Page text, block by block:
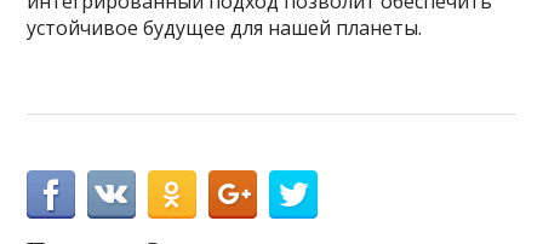
устойчивое будущее для нашей планеты.